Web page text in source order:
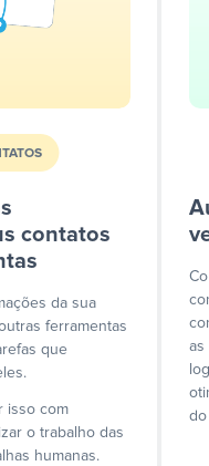
contatos
da sua
ferramentas
que
isso com
o trabalho das
humanas.
as
do